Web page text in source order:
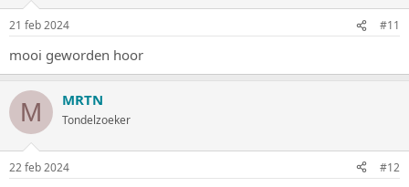
21 feb 2024 #11
mooi geworden hoor
M MRTN
Tondelzoeker
22 feb 2024 #12